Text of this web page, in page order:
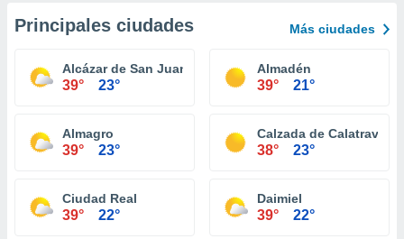
Principales ciudades Más ciudades
Alcázar de San Juan
39° 23°
Almadén
39° 21°
Almagro
39° 23°
Calzada de Calatrava
38° 23°
Ciudad Real
39° 22°
Daimiel
39° 22°